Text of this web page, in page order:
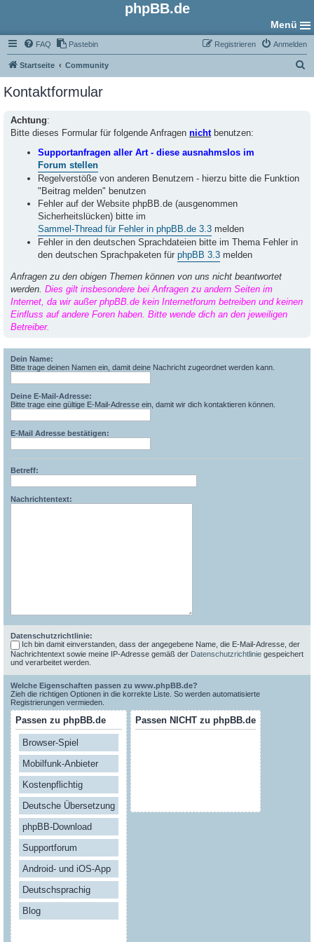
phpBB.de
Menü
FAQ Pastebin Anmelden
Registrieren
Startseite Community
Kontaktformular
Achtung:
Bitte dieses Formular für folgende Anfragen nichtbenutzen:
Supportanfragen aller Art - diese ausnahmslos im
Forum stellen
Regelverstöße von anderen Benutzern - hierzu bitte die Funktion
"Beitrag melden" benutzen
Fehler auf der Website phpBB.de (ausgenommen
Sicherheitslücken) bitte im
Sammel-Thread für Fehler in phpBB.de 3.3 melden
Fehler in den deutschen Sprachdateien bitte im Thema Fehler in
den deutschen Sprachpaketen für phpBB 3.3 melden
Anfragen zu den obigen Themen können von uns nicht beantwortet
werden. Dies gilt insbesondere bei Anfragen zu andern Seiten im
Internet, da wir außer phpBB.de kein Internetforum betreiben und keinen
Einfluss auf andere Foren haben. Bitte wende dich an den jeweiligen
Betreiber.
Dein Name:
Bitte trage deinen Namen ein, damit deine Nachricht zugeordnet werden kann.
Deine E-Mail-Adresse:
Bitte trage eine gültige E-Mail-Adresse ein, damit wir dich kontaktieren können.
E-Mail Adresse bestätigen:
Betreff:
Nachrichtentext:
Datenschutzrichtlinie:
Ich bin damit einverstanden, dass der angegebene Name, die E-Mail-Adresse, der
Nachrichtentext sowie meine IP-Adresse gemäß der Datenschutzrichtlinie gespeichert
und verarbeitet werden.
Welche Eigenschaften passen zu www.phpBB.de?
Zieh die richtigen Optionen in die korrekte Liste. So werden automatisierte
Registrierungen vermieden.
Passen zu phpBB.de
Browser-Spiel
Mobilfunk-Anbieter
Kostenpflichtig
Deutsche Übersetzung
phpBB-Download
Supportforum
Android- und iOS-App
Deutschsprachig
Blog
Passen NICHT zu phpBB.de